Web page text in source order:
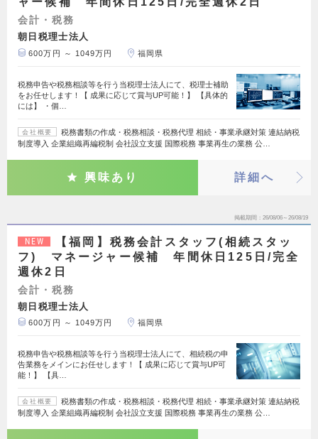
会計・税務
朝日税理士法人
600万円 ～ 1049万円 福岡県
税務申告や税務相談等を行う当税理士法人にて、税理士補助
をお任せします！【 成果に応じて賞与UP可能！】 【具体的
には】 ・個…
会社概要
税務書類の作成・税務相談・税務代理 相続・事業承継対策 連結納税
制度導入 企業組織再編税制 会社設立支援 国際税務 事業再生の業務 公…
興味あり 詳細へ
掲載期間 26/08/06～26/08/19
NEW
【福岡】税務会計スタッフ(相続スタッ
フ) マネージャー候補 年間休日125日/完全
週休2日
会計・税務
朝日税理士法人
600万円 ～ 1049万円 福岡県
税務申告や税務相談等を行う当税理士法人にて、相続税の申
告業務をメインにお任せします！【 成果に応じて賞与UP可
能！】 【具…
会社概要
税務書類の作成・税務相談・税務代理 相続・事業承継対策 連結納税
制度導入 企業組織再編税制 会社設立支援 国際税務 事業再生の業務 公…